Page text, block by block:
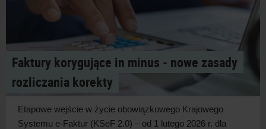
Faktury korygujące in minus ‑ nowe zasady
rozliczania korekty
Etapowe wejście w życie obowiązkowego Krajowego
Systemu e-Faktur (KSeF 2.0) – od 1 lutego 2026 r. dla